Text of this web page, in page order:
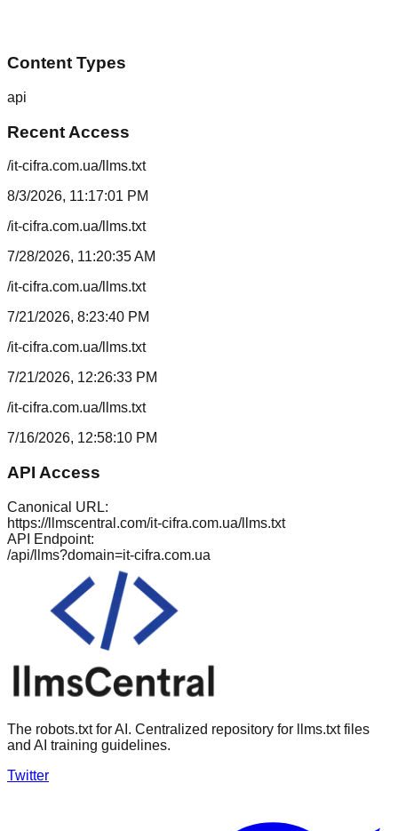
Content Types
api
Recent Access
/it-cifra.com.ua/llms.txt
8/3/2026, 11:17:01 PM
/it-cifra.com.ua/llms.txt
7/28/2026, 11:20:35 AM
/it-cifra.com.ua/llms.txt
7/21/2026, 8:23:40 PM
/it-cifra.com.ua/llms.txt
7/21/2026, 12:26:33 PM
/it-cifra.com.ua/llms.txt
7/16/2026, 12:58:10 PM
API Access
Canonical URL:
https://llmscentral.com/it-cifra.com.ua/llms.txt
API Endpoint:
/api/llms?domain=it-cifra.com.ua
The robots.txt for AI. Centralized repository for llms.txt files
and AI training guidelines.
Twitter